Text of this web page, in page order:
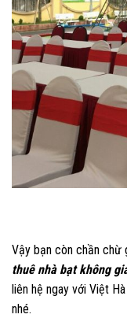
Vậy bạn còn chần chừ
thuê nhà bạt không
liên hệ ngay với Việt
nhé.